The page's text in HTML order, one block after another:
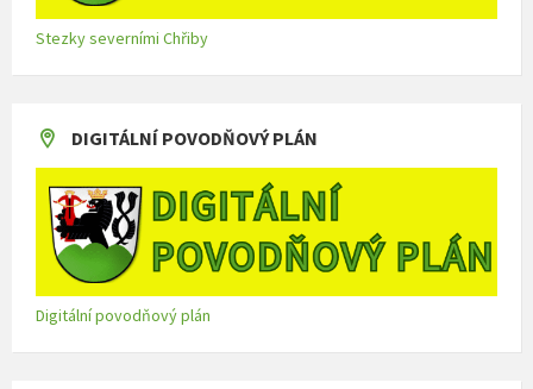
Stezky severními Chřiby
DIGITÁLNÍ POVODŇOVÝ PLÁN
Digitální povodňový plán